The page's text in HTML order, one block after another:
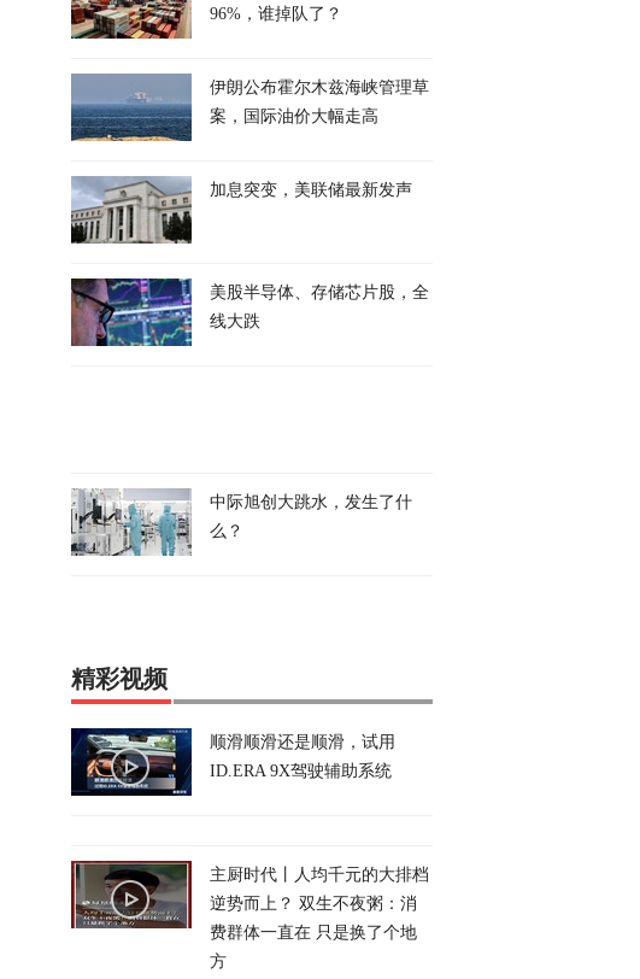
96%，谁掉队了？
伊朗公布霍尔木兹海峡管理草
案，国际油价大幅走高
加息突变，美联储最新发声
美股半导体、存储芯片股，全
线大跌
中际旭创大跳水，发生了什
么？
精彩视频
顺滑顺滑还是顺滑，试用
ID.ERA 9X驾驶辅助系统
主厨时代丨人均千元的大排档
逆势而上？ 双生不夜粥：消
费群体一直在 只是换了个地
方